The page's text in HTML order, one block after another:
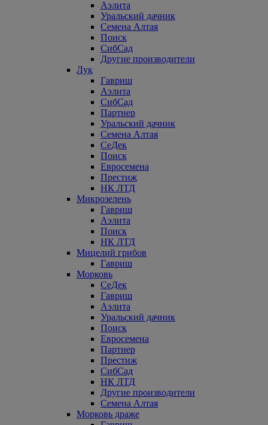
Аэлита
Уральский дачник
Семена Алтая
Поиск
СибСад
Другие производители
Лук
Гавриш
Аэлита
СибСад
Партнер
Уральский дачник
Семена Алтая
СеДек
Поиск
Евросемена
Престиж
НК ЛТД
Микрозелень
Гавриш
Аэлита
Поиск
НК ЛТД
Мицелий грибов
Гавриш
Морковь
СеДек
Гавриш
Аэлита
Уральский дачник
Поиск
Евросемена
Партнер
Престиж
СибСад
НК ЛТД
Другие производители
Семена Алтая
Морковь драже